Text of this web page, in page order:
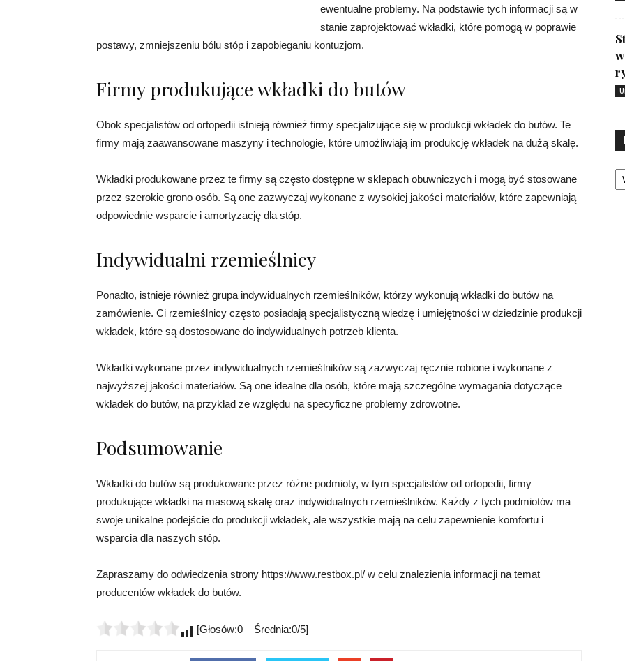
ewentualne problemy. Na podstawie tych informacji są w
stanie zaprojektować wkładki, które pomogą w poprawie
postawy, zmniejszeniu bólu stóp i zapobieganiu kontuzjom.
Firmy produkujące wkładki do butów
Obok specjalistów od ortopedii istnieją również firmy specjalizujące się w produkcji wkładek do butów. Te
firmy mają zaawansowane maszyny i technologie, które umożliwiają im produkcję wkładek na dużą skalę.
Wkładki produkowane przez te firmy są często dostępne w sklepach obuwniczych i mogą być stosowane
przez szerokie grono osób. Są one zazwyczaj wykonane z wysokiej jakości materiałów, które zapewniają
odpowiednie wsparcie i amortyzację dla stóp.
Indywidualni rzemieślnicy
Ponadto, istnieje również grupa indywidualnych rzemieślników, którzy wykonują wkładki do butów na
zamówienie. Ci rzemieślnicy często posiadają specjalistyczną wiedzę i umiejętności w dziedzinie produkcji
wkładek, które są dostosowane do indywidualnych potrzeb klienta.
Wkładki wykonane przez indywidualnych rzemieślników są zazwyczaj ręcznie robione i wykonane z
najwyższej jakości materiałów. Są one idealne dla osób, które mają szczególne wymagania dotyczące
wkładek do butów, na przykład ze względu na specyficzne problemy zdrowotne.
Podsumowanie
Wkładki do butów są produkowane przez różne podmioty, w tym specjalistów od ortopedii, firmy
produkujące wkładki na masową skalę oraz indywidualnych rzemieślników. Każdy z tych podmiotów ma
swoje unikalne podejście do produkcji wkładek, ale wszystkie mają na celu zapewnienie komfortu i
wsparcia dla naszych stóp.
Zapraszamy do odwiedzenia strony https://www.restbox.pl/ w celu znalezienia informacji na temat
producentów wkładek do butów.
[Głosów:0 Średnia:0/5]